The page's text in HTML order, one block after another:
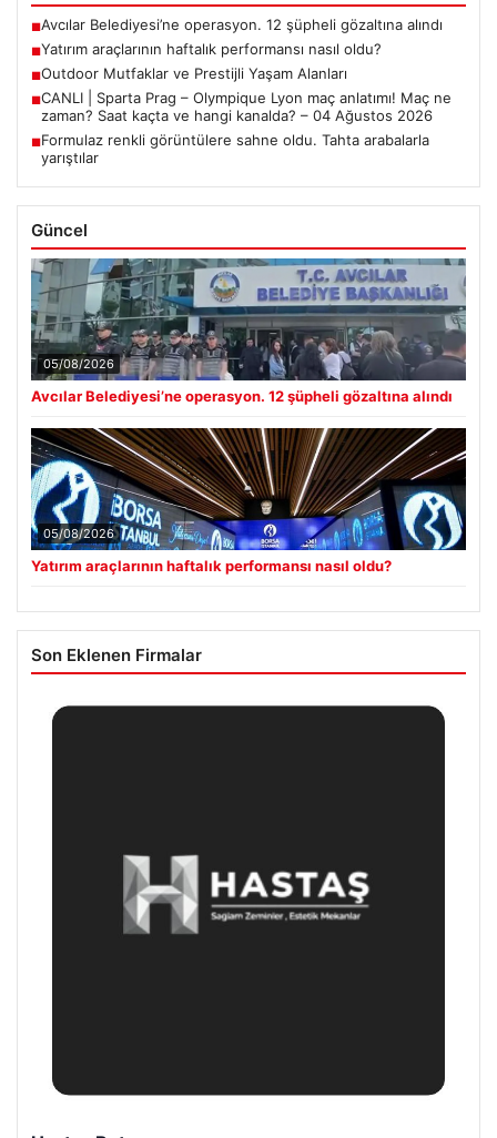
■Avcılar Belediyesi’ne operasyon. 12 şüpheli gözaltına alındı
■Yatırım araçlarının haftalık performansı nasıl oldu?
■Outdoor Mutfaklar ve Prestijli Yaşam Alanları
■CANLI | Sparta Prag – Olympique Lyon maç anlatımı! Maç ne
zaman? Saat kaçta ve hangi kanalda? – 04 Ağustos 2026
■Formulaz renkli görüntülere sahne oldu. Tahta arabalarla
yarıştılar
Güncel
05/08/2026
Avcılar Belediyesi’ne operasyon. 12 şüpheli gözaltına alındı
05/08/2026
Yatırım araçlarının haftalık performansı nasıl oldu?
Son Eklenen Firmalar